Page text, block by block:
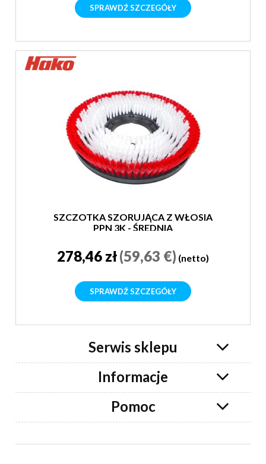
SPRAWDŹ SZCZEGÓŁY
SZCZOTKA SZORUJĄCA Z WŁOSIA
PPN 3K - ŚREDNIA
278,46 zł(59,63 €) (netto)
SPRAWDŹ SZCZEGÓŁY
Serwis sklepu
Informacje
Pomoc